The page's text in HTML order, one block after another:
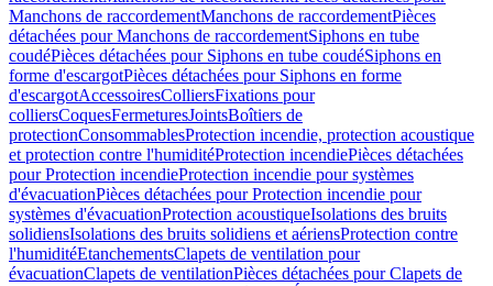
Manchons de raccordementManchons de raccordementPièces
détachées pour Manchons de raccordementSiphons en tube
coudéPièces détachées pour Siphons en tube coudéSiphons en
forme d'escargotPièces détachées pour Siphons en forme
d'escargotAccessoiresColliersFixations pour
colliersCoquesFermeturesJointsBoîtiers de
protectionConsommablesProtection incendie, protection acoustique
et protection contre l'humiditéProtection incendiePièces détachées
pour Protection incendieProtection incendie pour systèmes
d'évacuationPièces détachées pour Protection incendie pour
systèmes d'évacuationProtection acoustiqueIsolations des bruits
solidiensIsolations des bruits solidiens et aériensProtection contre
l'humiditéEtanchementsClapets de ventilation pour
évacuationClapets de ventilationPièces détachées pour Clapets de